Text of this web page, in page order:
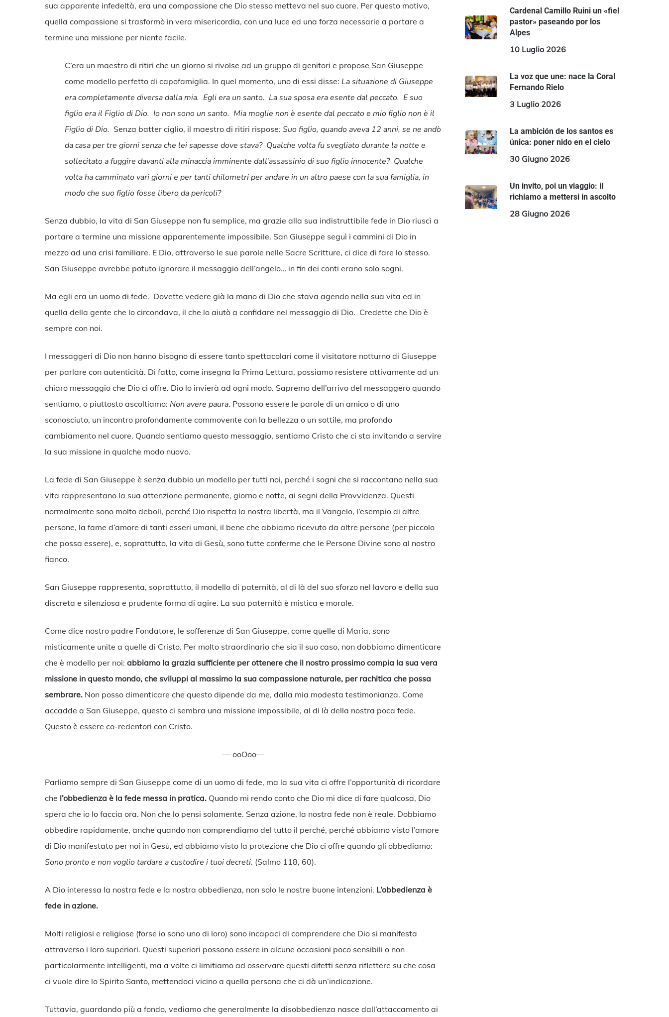
sua apparente infedeltà, era una compassione che Dio stesso metteva nel suo cuore. Per questo motivo,
quella compassione si trasformò in vera misericordia, con una luce ed una forza necessarie a portare a
termine una missione per niente facile.
C’era un maestro di ritiri che un giorno si rivolse ad un gruppo di genitori e propose San Giuseppe
come modello perfetto di capofamiglia. In quel momento, uno di essi disse: La situazione di Giuseppe
era completamente diversa dalla mia. Egli era un santo. La sua sposa era esente dal peccato. E suo
figlio era il Figlio di Dio. Io non sono un santo. Mia moglie non è esente dal peccato e mio figlio non è il
Figlio di Dio. Senza batter ciglio, il maestro di ritiri rispose: Suo figlio, quando aveva 12 anni, se ne andò
da casa per tre giorni senza che lei sapesse dove stava? Qualche volta fu svegliato durante la notte e
sollecitato a fuggire davanti alla minaccia imminente dall’assassinio di suo figlio innocente? Qualche
volta ha camminato vari giorni e per tanti chilometri per andare in un altro paese con la sua famiglia, in
modo che suo figlio fosse libero da pericoli?
Senza dubbio, la vita di San Giuseppe non fu semplice, ma grazie alla sua indistruttibile fede in Dio riuscì a
portare a termine una missione apparentemente impossibile. San Giuseppe seguì i cammini di Dio in
mezzo ad una crisi familiare. E Dio, attraverso le sue parole nelle Sacre Scritture, ci dice di fare lo stesso.
San Giuseppe avrebbe potuto ignorare il messaggio dell’angelo… in fin dei conti erano solo sogni.
Ma egli era un uomo di fede. Dovette vedere già la mano di Dio che stava agendo nella sua vita ed in
quella della gente che lo circondava, il che lo aiutò a confidare nel messaggio di Dio. Credette che Dio è
sempre con noi.
I messaggeri di Dio non hanno bisogno di essere tanto spettacolari come il visitatore notturno di Giuseppe
per parlare con autenticità. Di fatto, come insegna la Prima Lettura, possiamo resistere attivamente ad un
chiaro messaggio che Dio ci offre. Dio lo invierà ad ogni modo. Sapremo dell’arrivo del messaggero quando
sentiamo, o piuttosto ascoltiamo: Non avere paura. Possono essere le parole di un amico o di uno
sconosciuto, un incontro profondamente commovente con la bellezza o un sottile, ma profondo
cambiamento nel cuore. Quando sentiamo questo messaggio, sentiamo Cristo che ci sta invitando a servire
la sua missione in qualche modo nuovo.
La fede di San Giuseppe è senza dubbio un modello per tutti noi, perché i sogni che si raccontano nella sua
vita rappresentano la sua attenzione permanente, giorno e notte, ai segni della Provvidenza. Questi
normalmente sono molto deboli, perché Dio rispetta la nostra libertà, ma il Vangelo, l’esempio di altre
persone, la fame d’amore di tanti esseri umani, il bene che abbiamo ricevuto da altre persone (per piccolo
che possa essere), e, soprattutto, la vita di Gesù, sono tutte conferme che le Persone Divine sono al nostro
fianco.
San Giuseppe rappresenta, soprattutto, il modello di paternità, al di là del suo sforzo nel lavoro e della sua
discreta e silenziosa e prudente forma di agire. La sua paternità è mistica e morale.
Come dice nostro padre Fondatore, le sofferenze di San Giuseppe, come quelle di Maria, sono
misticamente unite a quelle di Cristo. Per molto straordinario che sia il suo caso, non dobbiamo dimenticare
che è modello per noi: abbiamo la grazia sufficiente per ottenere che il nostro prossimo compia la sua vera
missione in questo mondo, che sviluppi al massimo la sua compassione naturale, per rachitica che possa
sembrare. Non posso dimenticare che questo dipende da me, dalla mia modesta testimonianza. Come
accadde a San Giuseppe, questo ci sembra una missione impossibile, al di là della nostra poca fede.
Questo è essere co-redentori con Cristo.
— ooOoo—
Parliamo sempre di San Giuseppe come di un uomo di fede, ma la sua vita ci offre l’opportunità di ricordare
che l’obbedienza è la fede messa in pratica. Quando mi rendo conto che Dio mi dice di fare qualcosa, Dio
spera che io lo faccia ora. Non che lo pensi solamente. Senza azione, la nostra fede non è reale. Dobbiamo
obbedire rapidamente, anche quando non comprendiamo del tutto il perché, perché abbiamo visto l’amore
di Dio manifestato per noi in Gesù, ed abbiamo visto la protezione che Dio ci offre quando gli obbediamo:
Sono pronto e non voglio tardare a custodire i tuoi decreti. (Salmo 118, 60).
A Dio interessa la nostra fede e la nostra obbedienza, non solo le nostre buone intenzioni. L’obbedienza è
fede in azione.
Molti religiosi e religiose (forse io sono uno di loro) sono incapaci di comprendere che Dio si manifesta
attraverso i loro superiori. Questi superiori possono essere in alcune occasioni poco sensibili o non
particolarmente intelligenti, ma a volte ci limitiamo ad osservare questi difetti senza riflettere su che cosa
ci vuole dire lo Spirito Santo, mettendoci vicino a quella persona che ci dà un’indicazione.
Tuttavia, guardando più a fondo, vediamo che generalmente la disobbedienza nasce dall’attaccamento ai
Cardenal Camillo Ruini un «fiel
pastor» paseando por los
Alpes
10 Luglio 2026
La voz que une: nace la Coral
Fernando Rielo
3 Luglio 2026
La ambición de los santos es
única: poner nido en el cielo
30 Giugno 2026
Un invito, poi un viaggio: il
richiamo a mettersi in ascolto
28 Giugno 2026